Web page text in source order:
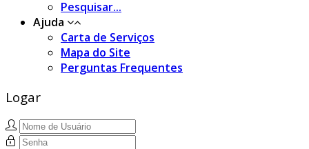
Pesquisar...
Ajuda
Carta de Serviços
Mapa do Site
Perguntas Frequentes
Logar